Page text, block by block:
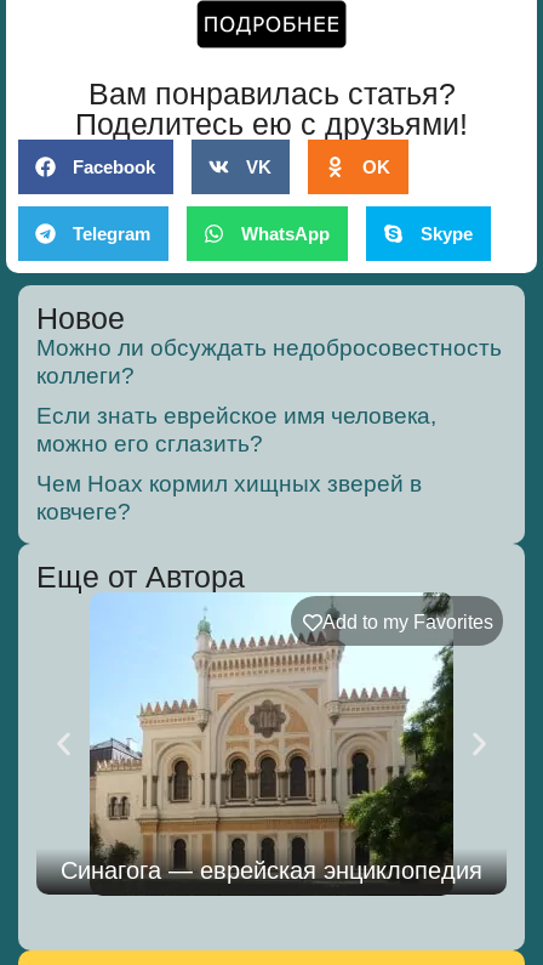
Вам понравилась статья?
Поделитесь ею с друзьями!
Facebook VK OK
Telegram WhatsApp Skype
Новое
Можно ли обсуждать недобросовестность
коллеги?
Если знать еврейское имя человека,
можно его сглазить?
Чем Ноах кормил хищных зверей в
ковчеге?
Еще от Автора
Add to my Favorites
Синагога — еврейская энциклопедия